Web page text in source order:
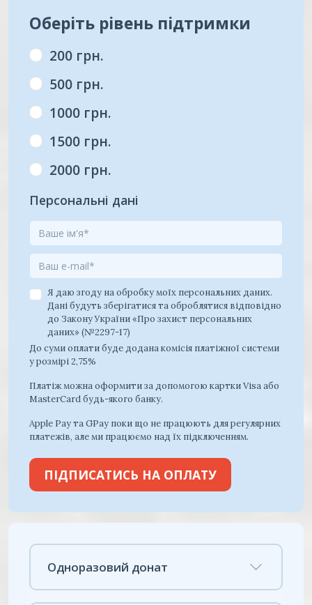
Оберіть рівень підтримки
200 грн.
500 грн.
1000 грн.
1500 грн.
2000 грн.
Персональні дані
Я даю згоду на обробку моїх персональних даних.
Дані будуть зберігатися та оброблятися відповідно
до Закону України «Про захист персональних
даних» (№2297-17)
До суми оплати буде додана комісія платіжної системи
у розмірі 2,75%
Платіж можна оформити за допомогою картки Visa або
MasterCard будь-якого банку.
Apple Pay та GPay поки що не працюють для регулярних
платежів, але ми працюємо над їх підключенням.
ПІДПИСАТИСЬ НА ОПЛАТУ
Одноразовий донат